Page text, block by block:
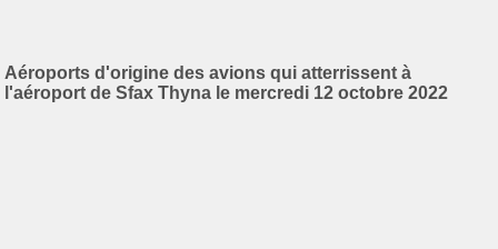
Aéroports d'origine des avions qui atterrissent à
l'aéroport de Sfax Thyna le mercredi 12 octobre 2022